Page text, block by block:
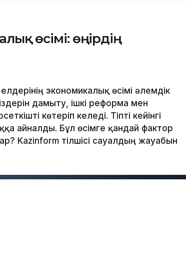
өсімі: өңірдің
экономикалық өсімі әлемдік
дамыту, ішкі реформа мен
көтеріп келеді. Тіпті кейінгі
айналды. Бұл өсімге қандай фактор
Kazinform тілшісі сауалдың жауабын